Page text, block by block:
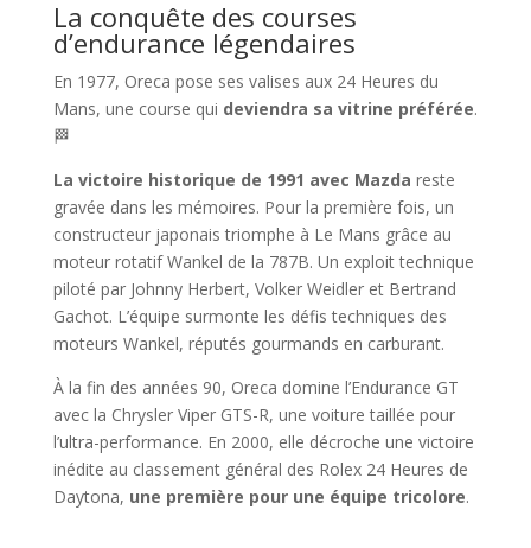
La conquête des courses
d’endurance légendaires
En 1977, Oreca pose ses valises aux 24 Heures du
Mans, une course qui deviendra sa vitrine préférée.
🏁
La victoire historique de 1991 avec Mazda reste
gravée dans les mémoires. Pour la première fois, un
constructeur japonais triomphe à Le Mans grâce au
moteur rotatif Wankel de la 787B. Un exploit technique
piloté par Johnny Herbert, Volker Weidler et Bertrand
Gachot. L’équipe surmonte les défis techniques des
moteurs Wankel, réputés gourmands en carburant.
À la fin des années 90, Oreca domine l’Endurance GT
avec la Chrysler Viper GTS-R, une voiture taillée pour
l’ultra-performance. En 2000, elle décroche une victoire
inédite au classement général des Rolex 24 Heures de
Daytona, une première pour une équipe tricolore.